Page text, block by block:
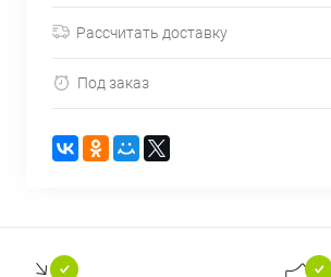
Рассчитать доставку
Под заказ